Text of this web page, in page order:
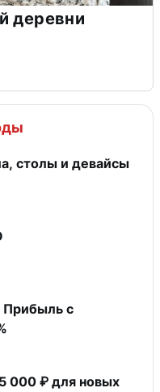
деревни
столы и девайсы
Прибыль с
000 ₽ для новых